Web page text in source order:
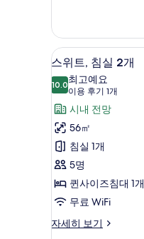
보
기
침
대
1
개,
시
내
전
망
사
진
모
두
디
오,
킹
이
침
대
개,
시
전
망
세
스
위
트,
침
실
2
개
사
진
모
5
스위트, 침실 2개
10.010.0점 만점 중 10점
최고예요
이용 후기 1개
(이
용
후
기
개)
시내 전망
56㎡
침실 1개
5명
퀸사이즈침대 1개
무료 WiFi
자세히 보기
스